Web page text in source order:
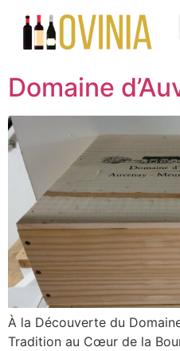
Domaine
À la Découverte du
Tradition au Cœur de la